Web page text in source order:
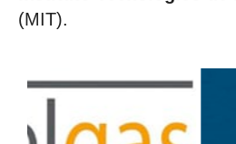
(MIT).